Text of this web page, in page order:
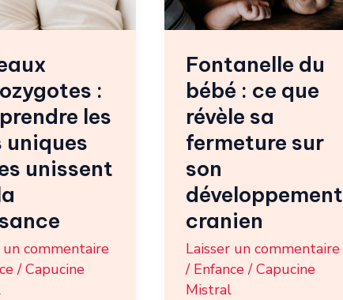
:
les
uniques
unissent
un commentaire
/Capucine
Fontanelle du
bébé : ce que
révèle sa
fermeture sur
son
développement
cranien
Laisser un commentaire
/ Enfance/Capucine
Mistral
que
sa
fermeture
sur
son
cranien